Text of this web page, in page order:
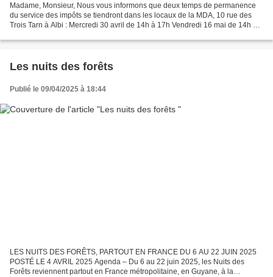
Madame, Monsieur, Nous vous informons que deux temps de permanence
du service des impôts se tiendront dans les locaux de la MDA, 10 rue des
Trois Tarn à Albi : Mercredi 30 avril de 14h à 17h Vendredi 16 mai de 14h à
Les nuits des forêts
Publié le 09/04/2025 à 18:44
LES NUITS DES FORÊTS, PARTOUT EN FRANCE DU 6 AU 22 JUIN 2025
POSTÉ LE 4 AVRIL 2025 Agenda – Du 6 au 22 juin 2025, les Nuits des
Forêts reviennent partout en France métropolitaine, en Guyane, à la